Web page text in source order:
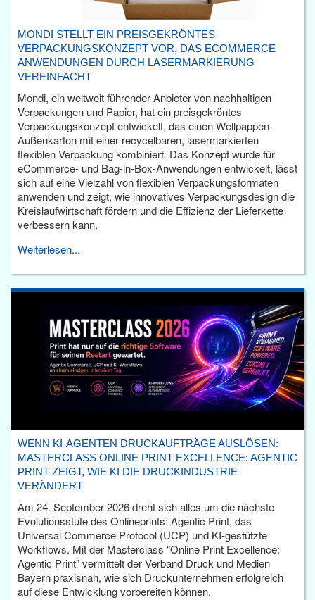
MONDI STELLT EIN PREISGEKRÖNTES
VERPACKUNGSKONZEPT VOR, DAS ECOMMERCE
ANWENDUNGEN DURCH LASERMARKIERUNG
VEREINFACHT
Mondi, ein weltweit führender Anbieter von nachhaltigen
Verpackungen und Papier, hat ein preisgekröntes
Verpackungskonzept entwickelt, das einen Wellpappen-
Außenkarton mit einer recycelbaren, lasermarkierten
flexiblen Verpackung kombiniert. Das Konzept wurde für
eCommerce- und Bag-in-Box-Anwendungen entwickelt, lässt
sich auf eine Vielzahl von flexiblen Verpackungsformaten
anwenden und zeigt, wie innovatives Verpackungsdesign die
Kreislaufwirtschaft fördern und die Effizienz der Lieferkette
verbessern kann.
Weiterlesen...
WENN KI-AGENTEN DRUCKAUFTRÄGE AUSLÖSEN:
MASTERCLASS ONLINE PRINT EXCELLENCE: AGENTIC
PRINT ZEIGT, WIE KI DIE DRUCKINDUSTRIE
VERÄNDERT
Am 24. September 2026 dreht sich alles um die nächste
Evolutionsstufe des Onlineprints: Agentic Print, das
Universal Commerce Protocol (UCP) und KI-gestützte
Workflows. Mit der Masterclass "Online Print Excellence:
Agentic Print" vermittelt der Verband Druck und Medien
Bayern praxisnah, wie sich Druckunternehmen erfolgreich
auf diese Entwicklung vorbereiten können.